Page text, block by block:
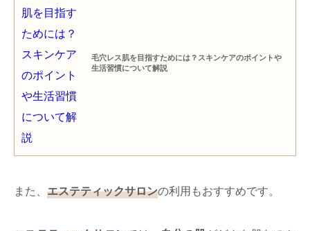
毛穴レス肌を目指すためには？スキンケアのポイントや
生活習慣について解説
また、 エステティックサロンの利用もおすすめです。